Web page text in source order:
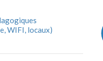
WIFI, locaux)